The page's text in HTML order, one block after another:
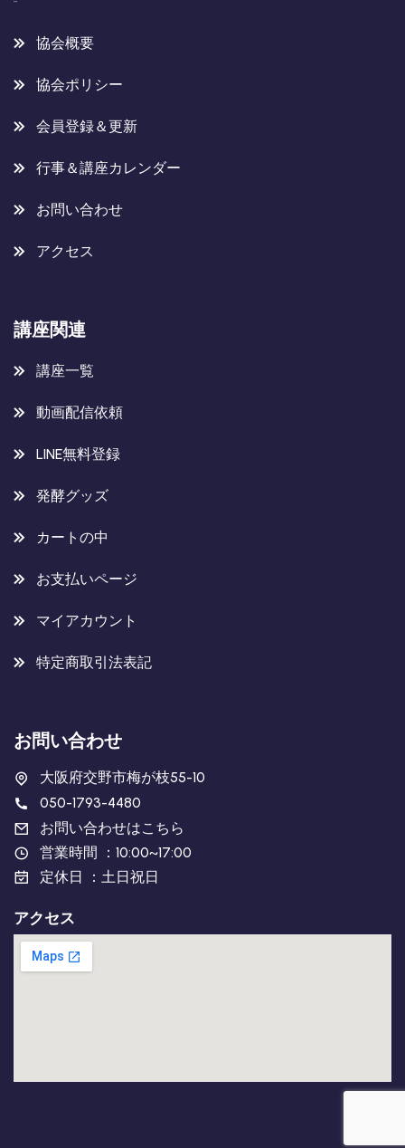
協会概要
協会ポリシー
会員登録＆更新
行事＆講座カレンダー
お問い合わせ
アクセス
講座関連
講座一覧
動画配信依頼
LINE無料登録
発酵グッズ
カートの中
お支払いページ
マイアカウント
特定商取引法表記
お問い合わせ
大阪府交野市梅が枝55-10
050-1793-4480
お問い合わせはこちら
営業時間 ：10:00~17:00
定休日 ：土日祝日
アクセス